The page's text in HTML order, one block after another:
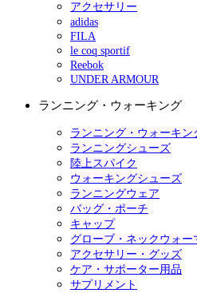
アクセサリー
adidas
FILA
le coq sportif
Reebok
UNDER ARMOUR
ランニング・ウォーキング
ランニング・ウォーキン
ランニングシューズ
陸上スパイク
ウォーキングシューズ
ランニングウェア
バッグ・ポーチ
キャップ
グローブ・ネックウォー
アクセサリー・グッズ
ケア・サポーター用品
サプリメント